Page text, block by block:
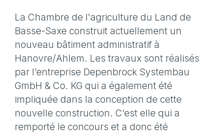
La Chambre de l'agriculture du Land de
Basse-Saxe construit actuellement un
nouveau bâtiment administratif à
Hanovre/Ahlem. Les travaux sont réalisés
par l’entreprise Depenbrock Systembau
GmbH & Co. KG qui a également été
impliquée dans la conception de cette
nouvelle construction. C’est elle qui a
remporté le concours et a donc été